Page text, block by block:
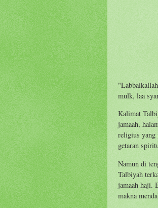
mulk, laa
Kalimat
jamaah,
religius yang
getaran
Namun di
Talbiyah
jamaah haji.
makna